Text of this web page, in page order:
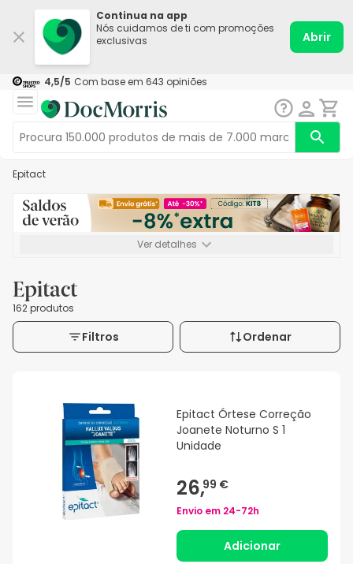
Continua na app
Nós cuidamos de ti com promoções
exclusivas
Abrir
4,5/5 Com base em 643 opiniões
Epitact
Ver detalhes
Epitact
162 produtos
Filtros Ordenar
Epitact Órtese Correção
Joanete Noturno S 1
Unidade
26,99 €
Envio em 24-72h
Adicionar